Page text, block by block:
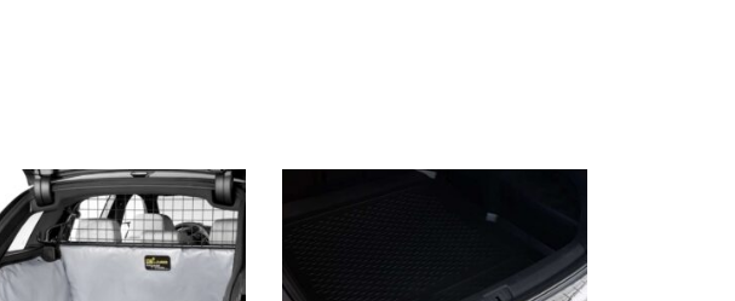
gewählt werden
Produkt weist mehrere Varianten auf. Die Optionen können auf der Produktseite